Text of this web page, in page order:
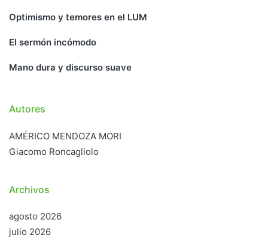
Optimismo y temores en el LUM
El sermón incómodo
Mano dura y discurso suave
Autores
AMÉRICO MENDOZA MORI
Giacomo Roncagliolo
Archivos
agosto 2026
julio 2026